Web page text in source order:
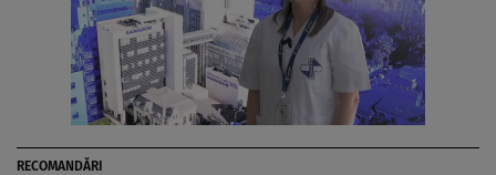
RECOMANDĂRI